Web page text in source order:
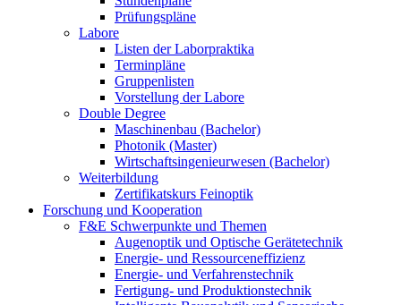
Prüfungspläne
Labore
Listen der Laborpraktika
Terminpläne
Gruppenlisten
Vorstellung der Labore
Double Degree
Maschinenbau (Bachelor)
Photonik (Master)
Wirtschaftsingenieurwesen (Bachelor)
Weiterbildung
Zertifikatskurs Feinoptik
Forschung und Kooperation
F&E Schwerpunkte und Themen
Augenoptik und Optische Gerätetechnik
Energie- und Ressourceneffizienz
Energie- und Verfahrenstechnik
Fertigung- und Produktionstechnik